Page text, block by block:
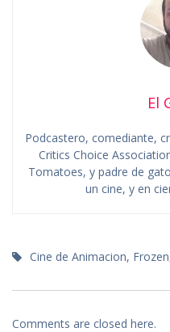
El
Podcastero, comediante,
Critics Choice
Tomatoes, y padre de
un cine, y en
Cine de Animacion, Frozen
Comments are closed here.